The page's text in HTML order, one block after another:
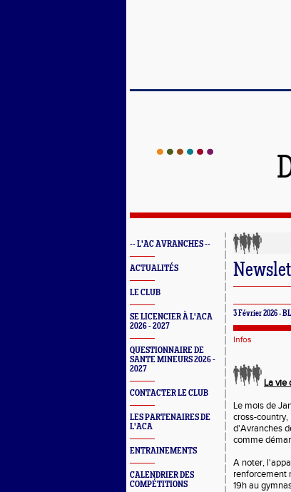
-- L'AC AVRANCHES --
ACTUALITÉS
LE CLUB
SE LICENCIER À L'ACA
2026 - 2027
QUESTIONNAIRE DE
SANTE MINEURS 2026 -
2027
CONTACTER LE CLUB
LES PARTENAIRES DE
L'ACA
ENTRAINEMENTS
CALENDRIER DES
COMPÉTITIONS
3 Février 2026 -
Infos
La vie
Le mois de
cross-
d'Avranches
comme
A noter,
renforcement
19h au